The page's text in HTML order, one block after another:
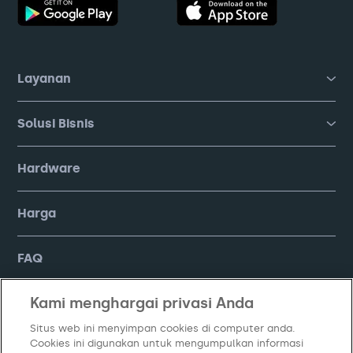
Layanan
Solusi Bisnis
Hardware
Harga
FAQ
Company
Kami menghargai privasi Anda
Situs web ini menyimpan cookies di computer anda.
Cookies ini digunakan untuk mengumpulkan informasi